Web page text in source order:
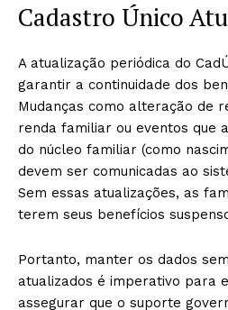
Cadastro Único
A atualização periódica do
garantir a continuidade dos
Mudanças como alteração de
renda familiar ou eventos que
do núcleo familiar (como
devem ser comunicadas ao
Sem essas atualizações, as
terem seus benefícios
Portanto, manter os dados
atualizados é imperativo para
assegurar que o suporte